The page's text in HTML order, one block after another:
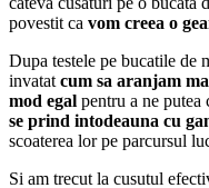
povestit ca vom creea o
Dupa testele pe bucatile de
invatat cum sa aranjam
mod egal pentru a ne putea
se prind intodeauna cu
scoaterea lor pe parcursul
Si am trecut la cusutul